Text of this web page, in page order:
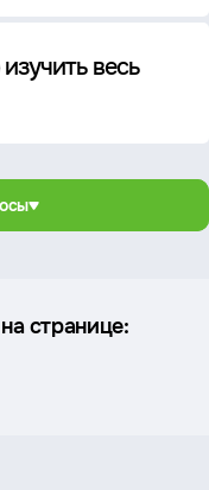
весь
странице: